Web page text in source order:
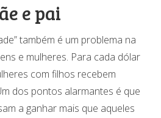
e pai
também é um problema na
e mulheres. Para cada dólar
com filhos recebem
dos pontos alarmantes é que
a ganhar mais que aqueles